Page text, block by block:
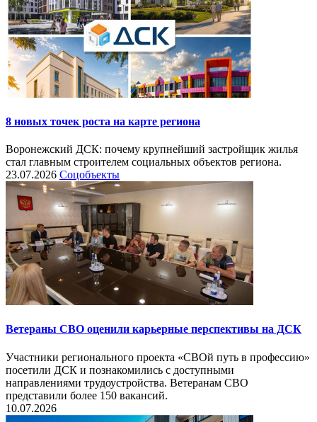
8 новых точек роста на карте региона
Воронежский ДСК: почему крупнейший застройщик жилья
стал главным строителем социальных объектов региона.
23.07.2026 Соцобъекты
Ветераны СВО оценили карьерные перспективы на ДСК
Участники регионального проекта «СВОй путь в профессию»
посетили ДСК и познакомились с доступными
направлениями трудоустройства. Ветеранам СВО
представили более 150 вакансий.
10.07.2026